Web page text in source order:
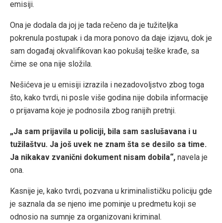
emisiji.
Ona je dodala da joj je tada rečeno da je tužiteljka
pokrenula postupak i da mora ponovo da daje izjavu, dok je
sam događaj okvalifikovan kao pokušaj teške krađe, sa
čime se ona nije složila.
Nešićeva je u emisiji izrazila i nezadovoljstvo zbog toga
što, kako tvrdi, ni posle više godina nije dobila informacije
o prijavama koje je podnosila zbog ranijih pretnji.
„Ja sam prijavila u policiji, bila sam saslušavana i u
tužilaštvu. Ja još uvek ne znam šta se desilo sa time.
Ja nikakav zvanični dokument nisam dobila“, navela je
ona.
Kasnije je, kako tvrdi, pozvana u kriminalističku policiju gde
je saznala da se njeno ime pominje u predmetu koji se
odnosio na sumnje za organizovani kriminal.